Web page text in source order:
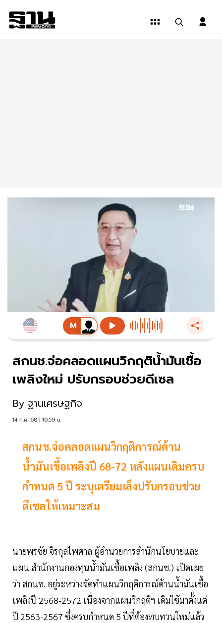
สกนช.จ่อคลอดแผนวิกฤติน้ำมันเชื้อ
เพลิงใหม่ ปรับกรอบช่วยดีเซล
By ฐานเศรษฐกิจ
14 ก.ค. 68 | 10:59 น.
สกนช.จ่อคลอดแผนวิกฤติการณ์ด้าน
น้ำมันเชื้อเพลิงปี 68-72 หลังแผนเดิมครบ
กำหนด 5 ปี ระบุเตรียมเล็งปรับกรอบช่วย
ดีเซลให้เหมาะสม
นายพรชัย จิรกุลไพศาล ผู้อำนวยการสำนักนโยบายและ
แผน สำนักงานกองทุนน้ำมันเชื้อเพลิง (สกนช.) เปิดเผย
ว่า สกนช. อยู่ระหว่างจัดทำแผนวิกฤติการณ์ด้านน้ำมันเชื้อ
เพลิงปี 2568-2572 เนื่องจากแผนวิกฤติฯ เดิมใช้มาตั้งแต่
ปี 2563-2567 ซึ่งครบกำหนด 5 ปีที่ต้องทบทวนใหม่แล้ว